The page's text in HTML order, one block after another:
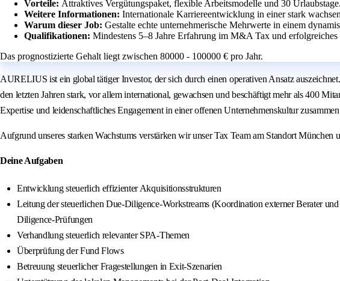
Vorteile: Attraktives Vergütungspaket, flexible Arbeitsmodelle und 30 Urlaubstage.
Weitere Informationen: Internationale Karriereentwicklung in einer stark
Warum dieser Job: Gestalte echte unternehmerische Mehrwerte in einem
Qualifikationen: Mindestens 5–8 Jahre Erfahrung im M&A Tax und erfolgreiches
Das prognostizierte Gehalt liegt zwischen 80000 - 100000 € pro Jahr.
AURELIUS ist ein global tätiger Investor, der sich durch einen operativen Ansatz
den letzten Jahren stark, vor allem international, gewachsen und beschäftigt mehr als 400
Expertise und leidenschaftliches Engagement in einer offenen Unternehmenskultur
Aufgrund unseres starken Wachstums verstärken wir unser Tax Team am Standort
Deine Aufgaben
Entwicklung steuerlich effizienter Akquisitionsstrukturen
Leitung der steuerlichen Due-Diligence-Workstreams (Koordination externer Berater
Diligence-Prüfungen
Verhandlung steuerlich relevanter SPA-Themen
Überprüfung der Fund Flows
Betreuung steuerlicher Fragestellungen in Exit-Szenarien